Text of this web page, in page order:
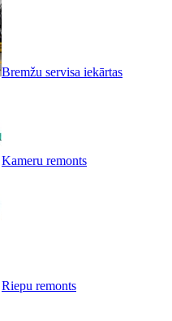
Bremžu servisa iekārtas
Kameru remonts
Riepu remonts